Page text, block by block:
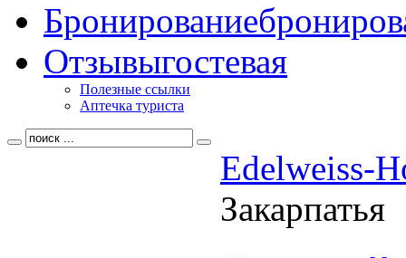
Бронирование
Отзывыгостевая
Полезные ссылки
Аптечка туриста
Edelweiss-
Закарпатья